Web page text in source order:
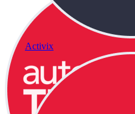
Activix